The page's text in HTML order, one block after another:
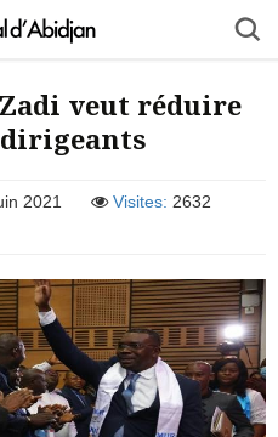
veut réduire
2021 Visites: 2632